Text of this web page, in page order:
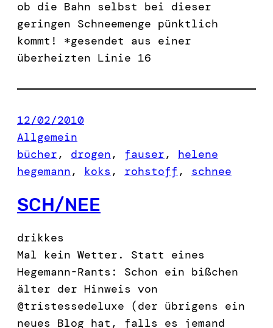
ob die Bahn selbst bei dieser
geringen Schneemenge pünktlich
kommt! *gesendet aus einer
überheizten Linie 16
12/02/2010
Allgemein
bücher, drogen, fauser, helene
hegemann, koks , rohstoff , schnee
SCH/NEE
drikkes
Mal kein Wetter. Statt eines
Hegemann-Rants: Schon ein bißchen
älter der Hinweis von
@tristessedeluxe (der übrigens ein
neues Blog hat, falls es jemand